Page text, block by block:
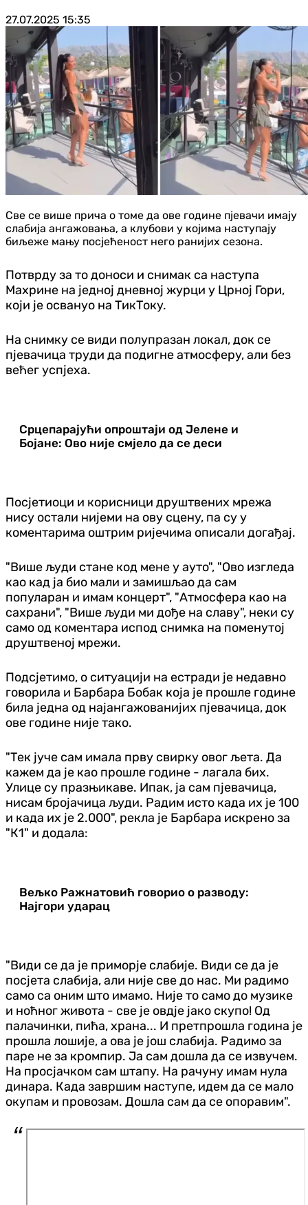
27.07.2025 15:35
Све се више прича о томе да ове године пјевачи имају
слабија ангажовања, а клубови у којима наступају
биљеже мању посјећеност него ранијих сезона.
Потврду за то доноси и снимак са наступа
Махрине на једној дневној журци у Црној Гори,
који је освануо на ТикТоку.
На снимку се види полупразан локал, док се
пјевачица труди да подигне атмосферу, али без
већег успјеха.
Срцепарајући опроштаји од Јелене и
Бојане: Ово није смјело да се деси
Посјетиоци и корисници друштвених мрежа
нису остали нијеми на ову сцену, па су у
коментарима оштрим ријечима описали догађај.
"Више људи стане код мене у ауто", "Ово изгледа
као кад ја био мали и замишљао да сам
популаран и имам концерт", "Атмосфера као на
сахрани", "Више људи ми дође на славу", неки су
само од коментара испод снимка на поменутој
друштвеној мрежи.
Подсјетимо, о ситуацији на естради је недавно
говорила и Барбара Бобак која је прошле године
била једна од најангажованијих пјевачица, док
ове године није тако.
"Тек јуче сам имала прву свирку овог љета. Да
кажем да је као прошле године - лагала бих.
Улице су празњикаве. Ипак, ја сам пјевачица,
нисам бројачица људи. Радим исто када их је 100
и када их је 2.000", рекла је Барбара искрено за
"К1" и додала:
Вељко Ражнатовић говорио о разводу:
Најгори ударац
"Види се да је приморје слабије. Види се да је
посјета слабија, али није све до нас. Ми радимо
само са оним што имамо. Није то само до музике
и ноћног живота - све је овдје јако скупо! Од
палачинки, пића, храна... И претпрошла година је
прошла лошије, а ова је још слабија. Радимо за
паре не за кромпир. Ја сам дошла да се извучем.
На просјачком сам штапу. На рачуну имам нула
динара. Када завршим наступе, идем да се мало
окупам и провозам. Дошла сам да се опоравим".